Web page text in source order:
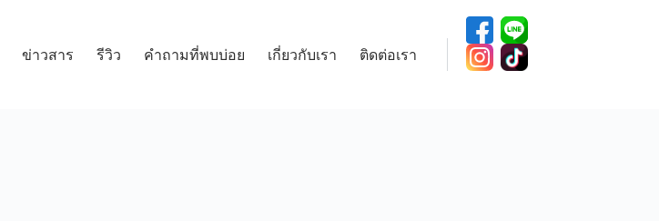
ข่าวสาร รีวิว คำถามที่พบบ่อย เกี่ยวกับเรา ติดต่อเรา